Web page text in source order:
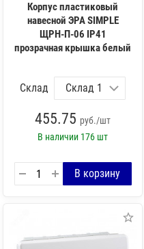
Корпус пластиковый
навесной ЭРА SIMPLE
ЩРН-П-06 IP41
прозрачная крышка белый
Склад
455.75 руб./шт
В наличии 176 шт